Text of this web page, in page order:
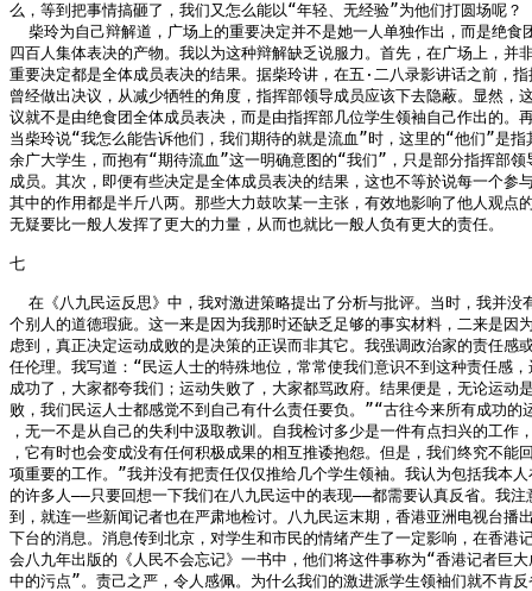
么，等到把事情搞砸了，我们又怎么能以“年轻、无经验”为他们打圆场呢？
柴玲为自己辩解道，广场上的重要决定并不是她一人单独作出，而是绝食
四百人集体表决的产物。我以为这种辩解缺乏说服力。首先，在广场上，并
重要决定都是全体成员表决的结果。据柴玲讲，在五·二八录影讲话之前，指
曾经做出决议，从减少牺牲的角度，指挥部领导成员应该下去隐蔽。显然，
议就不是由绝食团全体成员表决，而是由指挥部几位学生领袖自己作出的。
当柴玲说“我怎么能告诉他们，我们期待的就是流血”时，这里的“他们”是指
余广大学生，而抱有“期待流血”这一明确意图的“我们”，只是部分指挥部领
成员。其次，即便有些决定是全体成员表决的结果，这也不等於说每一个参
其中的作用都是半斤八两。那些大力鼓吹某一主张，有效地影响了他人观点
无疑要比一般人发挥了更大的力量，从而也就比一般人负有更大的责任。
七
在《八九民运反思》中，我对激进策略提出了分析与批评。当时，我并没
个别人的道德瑕疵。这一来是因为我那时还缺乏足够的事实材料，二来是因
虑到，真正决定运动成败的是决策的正误而非其它。我强调政治家的责任感
任伦理。我写道：“民运人士的特殊地位，常常使我们意识不到这种责任感，
成功了，大家都夸我们；运动失败了，大家都骂政府。结果便是，无论运动
败，我们民运人士都感觉不到自己有什么责任要负。”“古往今来所有成功的
，无一不是从自己的失利中汲取教训。自我检讨多少是一件有点扫兴的工作
，它有时也会变成没有任何积极成果的相互推诿抱怨。但是，我们终究不能
项重要的工作。”我并没有把责任仅仅推给几个学生领袖。我认为包括我本人
的许多人——只要回想一下我们在八九民运中的表现——都需要认真反省。我注
到，就连一些新闻记者也在严肃地检讨。八九民运末期，香港亚洲电视台播
下台的消息。消息传到北京，对学生和市民的情绪产生了一定影响，在香港
会八九年出版的《人民不会忘记》一书中，他们将这件事称为“香港记者巨大
中的污点”。责己之严，令人感佩。为什么我们的激进派学生领袖们就不肯反